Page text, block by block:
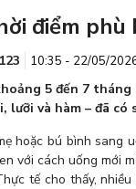
điểm phù
10:35 - 22/05/
5 đến 7
lưỡi và hàm – đã
hoặc bú bình sang
với cách uống mới
tế cho thấy,